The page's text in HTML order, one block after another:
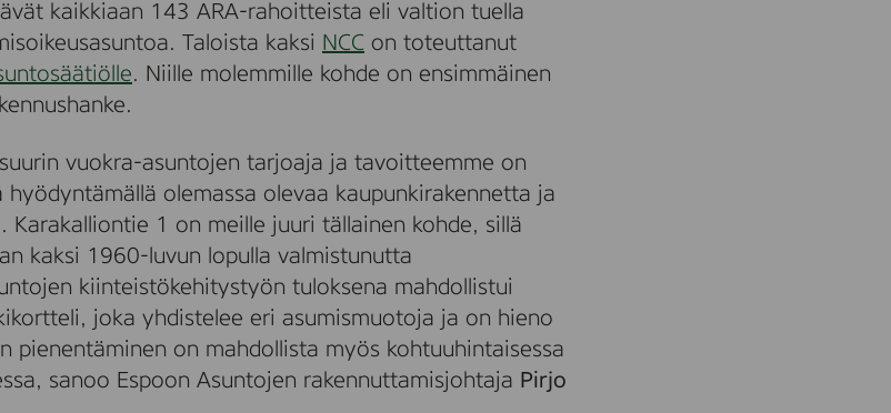
kaikkiaan 143 ARA-rahoitteista eli valtion tuella
Taloista kaksi NCC on toteuttanut
. Niille molemmille kohde on ensimmäinen
vuokra-asuntojen tarjoaja ja tavoitteemme on
olemassa olevaa kaupunkirakennetta ja
Karakalliontie 1 on meille juuri tällainen kohde, sillä
kaksi 1960-luvun lopulla valmistunutta
kiinteistökehitystyön tuloksena mahdollistui
joka yhdistelee eri asumismuotoja ja on hieno
pienentäminen on mahdollista myös kohtuuhintaisessa
sanoo Espoon Asuntojen rakennuttamisjohtaja Pirjo